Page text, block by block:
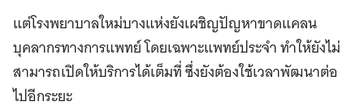
แต่โรงพยาบาลใหม่บางแห่งยังเผชิญปัญหาขาดแคลน
บุคลากรทางการแพทย์ โดยเฉพาะแพทย์ประจำ ทำให้ยังไม่
สามารถเปิดให้บริการได้เต็มที่ ซึ่งยังต้องใช้เวลาพัฒนาต่อ
ไปอีกระยะ